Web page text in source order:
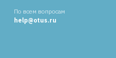
По всем вопросам
help@otus.ru